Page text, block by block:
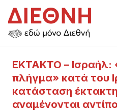
EKTAKTO –
πλήγμα» κατά του
κατάσταση
αναμένονται